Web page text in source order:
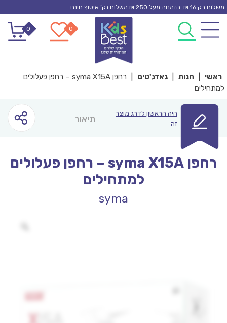
Skip
content
משלוח רק 16 ₪. הזמנות מעל 250 ₪ משלוח נק’ איסוף חינם
0
0
ראשי חנות גאדג'טים
רחפן syma X15A – רחפן פעלולים
למתחילים
היה הראשון לדרג מוצר
זה
תיאור
רחפן syma X15A – רחפן פעלולים
למתחילים
syma